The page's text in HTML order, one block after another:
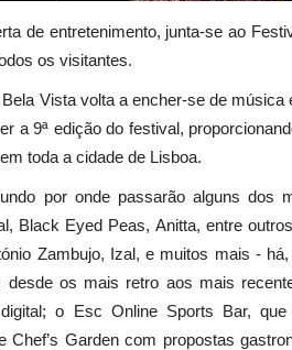
de entretenimento, junta-se ao
os visitantes.
Vista volta a encher-se de
a 9ª edição do festival,
toda a cidade de Lisboa.
por onde passarão alguns dos
Black Eyed Peas, Anitta, entre
Zambujo, Izal, e muitos mais -
desde os mais retro aos mais
o Esc Online Sports Bar,
Chef’s Garden com propostas